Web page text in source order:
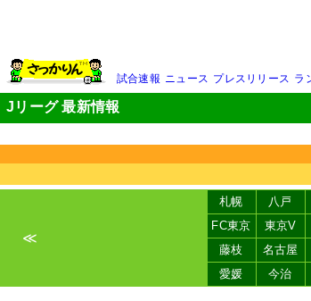
試合速報 ニュース プレスリリース ラ
Jリーグ 最新情報
≪
札幌 八戸
FC東京
東京V
藤枝
名古屋
愛媛
今治